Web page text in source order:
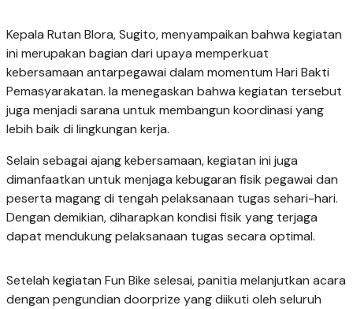
Kepala Rutan Blora, Sugito, menyampaikan bahwa kegiatan
ini merupakan bagian dari upaya memperkuat
kebersamaan antarpegawai dalam momentum Hari Bakti
Pemasyarakatan. Ia menegaskan bahwa kegiatan tersebut
juga menjadi sarana untuk membangun koordinasi yang
lebih baik di lingkungan kerja.
Selain sebagai ajang kebersamaan, kegiatan ini juga
dimanfaatkan untuk menjaga kebugaran fisik pegawai dan
peserta magang di tengah pelaksanaan tugas sehari-hari.
Dengan demikian, diharapkan kondisi fisik yang terjaga
dapat mendukung pelaksanaan tugas secara optimal.
Setelah kegiatan Fun Bike selesai, panitia melanjutkan acara
dengan pengundian doorprize yang diikuti oleh seluruh